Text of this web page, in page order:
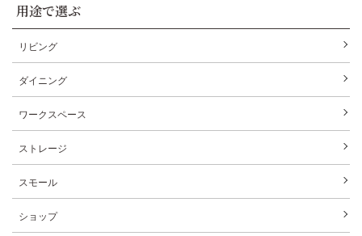
用途で選ぶ
リビング
ダイニング
ワークスペース
ストレージ
スモール
ショップ